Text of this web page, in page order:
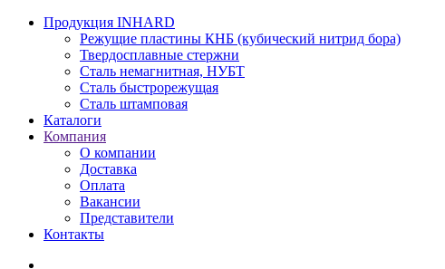
Продукция INHARD
Режущие пластины КНБ (кубический нитрид бора)
Твердосплавные стержни
Сталь немагнитная, НУБТ
Сталь быстрорежущая
Сталь штамповая
Каталоги
Компания
О компании
Доставка
Оплата
Вакансии
Представители
Контакты